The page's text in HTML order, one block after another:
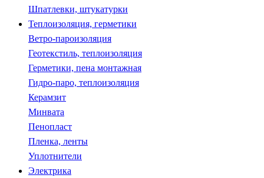
Шпатлевки, штукатурки
Теплоизоляция, герметики
Ветро-пароизоляция
Геотекстиль, теплоизоляция
Герметики, пена монтажная
Гидро-паро, теплоизоляция
Керамзит
Минвата
Пенопласт
Пленка, ленты
Уплотнители
Электрика